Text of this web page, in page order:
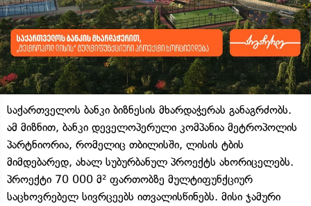
საქართველოს ბანკი ბიზნესის მხარდაჭერას განაგრძობს.
ამ მიზნით, ბანკი დეველოპერული კომპანია მეტროპოლის
პარტნიორია, რომელიც თბილისში, ლისის ტბის
მიმდებარედ, ახალ სუბურბანულ პროექტს ახორიცელებს.
პროექტი 70 000 მ² ფართობზე მულტიფუნქციურ
საცხოვრებელ სივრცეებს ითვალისწინებს. მისი ჯამური